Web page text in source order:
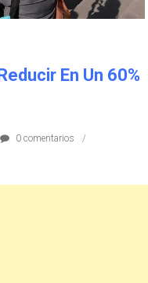
En Un 60%
0 comentarios